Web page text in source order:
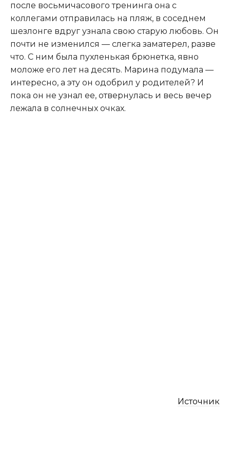
после восьмичасового тренинга она с
коллегами отправилась на пляж, в соседнем
шезлонге вдруг узнала свою старую любовь. Он
почти не изменился — слегка заматерел, разве
что. С ним была пухленькая брюнетка, явно
моложе его лет на десять. Марина подумала —
интересно, а эту он одобрил у родителей? И
пока он не узнал ее, отвернулась и весь вечер
лежала в солнечных очках.​
Источник